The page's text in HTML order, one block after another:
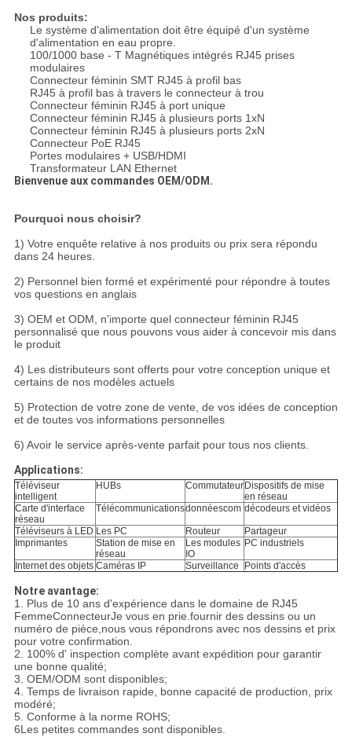
Nos produits:
Le système d'alimentation doit être équipé d'un système
d'alimentation en eau propre.
100/1000 base - T Magnétiques intégrés RJ45 prises
modulaires
Connecteur féminin SMT RJ45 à profil bas
RJ45 à profil bas à travers le connecteur à trou
Connecteur féminin RJ45 à port unique
Connecteur féminin RJ45 à plusieurs ports 1xN
Connecteur féminin RJ45 à plusieurs ports 2xN
Connecteur PoE RJ45
Portes modulaires + USB/HDMI
Transformateur LAN Ethernet
Bienvenue aux commandes OEM/ODM.
Pourquoi nous choisir?
1) Votre enquête relative à nos produits ou prix sera répondu
dans 24 heures.
2) Personnel bien formé et expérimenté pour répondre à toutes
vos questions en anglais
3) OEM et ODM, n'importe quel connecteur féminin RJ45
personnalisé que nous pouvons vous aider à concevoir mis dans
le produit
4) Les distributeurs sont offerts pour votre conception unique et
certains de nos modèles actuels
5) Protection de votre zone de vente, de vos idées de conception
et de toutes vos informations personnelles
6) Avoir le service après-vente parfait pour tous nos clients.
Applications:
Téléviseur
intelligent
HUBs Commutateur Dispositifs de mise
en réseau
Carte d'interface
réseau
Télécommunicationsdonnéescom décodeurs et vidéos
Téléviseurs à LED Les PC Routeur
Partageur
Imprimantes
Station de mise en
réseau
Les modules
IO
PC industriels
Internet des objets Caméras IP Surveillance Points d'accès
Notre avantage:
1. Plus de 10 ans d'expérience dans le domaine de RJ45
FemmeConnecteurJe vous en prie.fournir des dessins ou un
numéro de pièce,nous vous répondrons avec nos dessins et prix
pour votre confirmation.
2. 100% d' inspection complète avant expédition pour garantir
une bonne qualité;
3. OEM/ODM sont disponibles;
4. Temps de livraison rapide, bonne capacité de production, prix
modéré;
5. Conforme à la norme ROHS;
6Les petites commandes sont disponibles.